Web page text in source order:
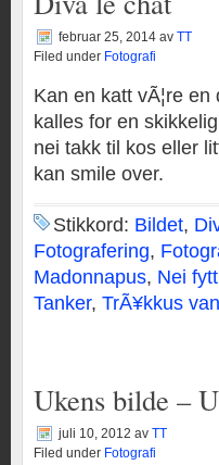
februar 25, 2014 av TT
Filed under Fotografi
Kan en katt vÃ¦re
kalles for en
nei takk til kos eller
kan smile over.
Stikkord: Bildet,
Fotografering,
Madonnapus, Nei
Tanker, TrÃ¥kkus
Ukens bilde –
juli 10, 2012 av TT
Filed under Fotografi